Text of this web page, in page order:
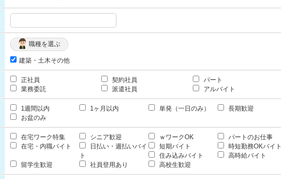
職種を選ぶ
建築・土木その他
正社員 契約社員
パート
業務委託
派遣社員 アルバイト
1週間以内 1ヶ月以内 単発（一日のみ）
長期歓迎
お盆のみ
在宅ワーク特集 シニア歓迎 ｗワークOK
パートのお仕事
在宅・内職バイト
日払い・週払いバイ
ト
短期バイト
時短勤務OKバイト
住み込みバイト
高時給バイト
留学生歓迎
社員登用あり 高校生歓迎